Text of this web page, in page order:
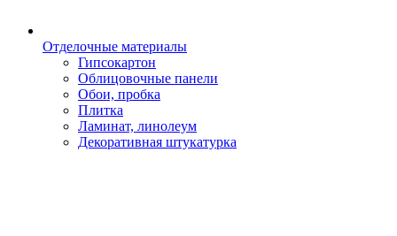
Отделочные материалы
Гипсокартон
Облицовочные панели
Обои, пробка
Плитка
Ламинат, линолеум
Декоративная штукатурка